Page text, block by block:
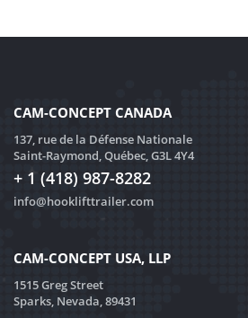
CAM-CONCEPT CANADA
137, rue de la Défense Nationale
Saint-Raymond, Québec, G3L 4Y4
+ 1 (418) 987-8282
info@hooklifttrailer.com
CAM-CONCEPT USA, LLP
1515 Greg Street
Sparks, Nevada, 89431